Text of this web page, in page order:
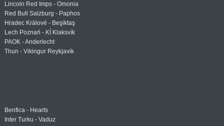
Lincoln Red Imps - Omonia
Red Bull Salzburg - Paphos
Hradec Králové - Beşiktaş
Lech Poznań - KÍ Klaksvík
PAOK - Anderlecht
Thun - Vikingur Reykjavik
Benfica - Hearts
Inter Turku - Vaduz